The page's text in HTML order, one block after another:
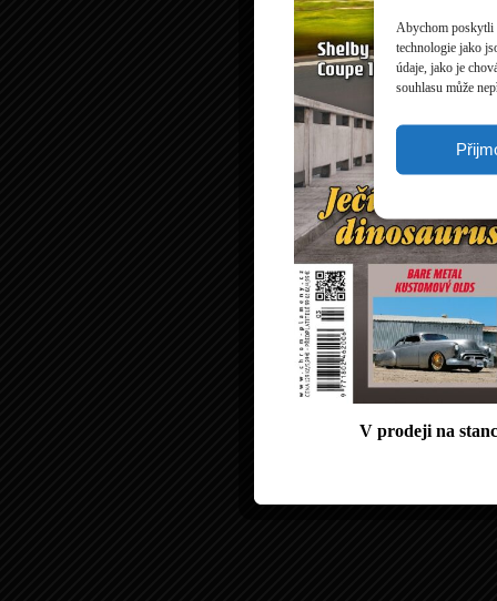
Abychom poskytli
technologie jako
údaje, jako je
souhlasu může